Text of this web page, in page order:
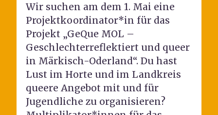
Wir suchen am dem 1. Mai eine
Projektkoordinator*in für das
Projekt „GeQue MOL –
Geschlechterreflektiert und queer
in Märkisch-Oderland“. Du hast
Lust im Horte und im Landkreis
queere Angebot mit und für
Jugendliche zu organisieren?